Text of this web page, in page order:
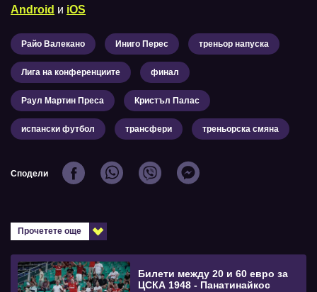
Android и iOS
Райо Валекано Иниго Перес треньор напуска
Лига на конференциите финал
Раул Мартин Преса Кристъл Палас
испански футбол трансфери треньорска смяна
Сподели
Прочетете още
Билети между 20 и 60 евро за
ЦСКА 1948 - Панатинайкос